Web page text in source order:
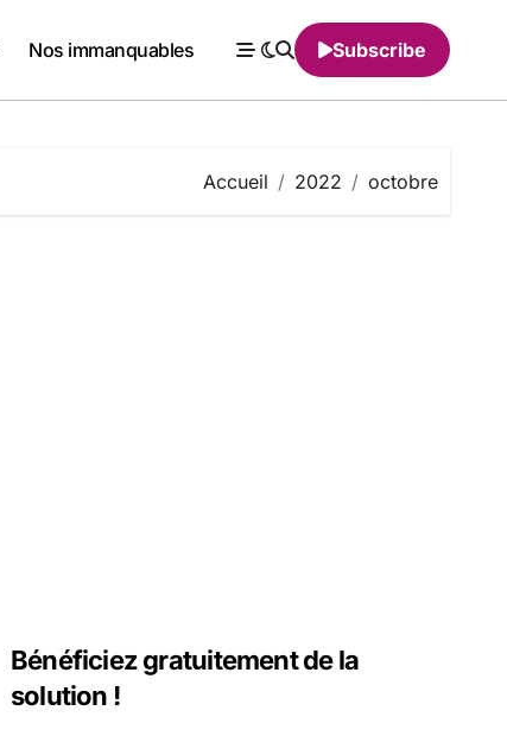
Nos immanquables Subscribe
Accueil 2022 octobre
Bénéficiez gratuitement de la
solution !